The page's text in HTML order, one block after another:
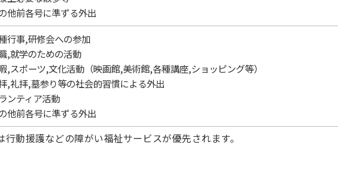
他前各号に準ずる外出
行事,研修会への参加
,就学のための活動
,スポーツ,文化活動（映画館,美術館,各種講座,ショッピング等）
,礼拝,墓参り等の社会的習慣による外出
ンティア活動
他前各号に準ずる外出
動援護などの障がい福祉サービスが優先されます。